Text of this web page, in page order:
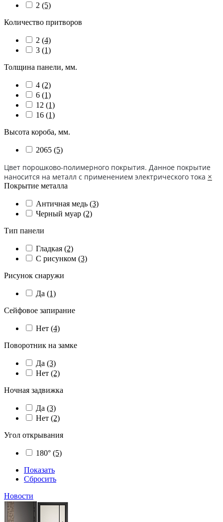
2 (5)
Количество притворов
2 (4)
3 (1)
Толщина панели, мм.
4 (2)
6 (1)
12 (1)
16 (1)
Высота короба, мм.
2065 (5)
Цвет порошково-полимерного покрытия. Данное покрытие
наносится на металл с применением электрического тока ×
Покрытие металла
Античная медь (3)
Черный муар (2)
Тип панели
Гладкая (2)
С рисунком (3)
Рисунок снаружи
Да (1)
Сейфовое запирание
Нет (4)
Поворотник на замке
Да (3)
Нет (2)
Ночная задвижка
Да (3)
Нет (2)
Угол открывания
180° (5)
Показать
Сбросить
Новости